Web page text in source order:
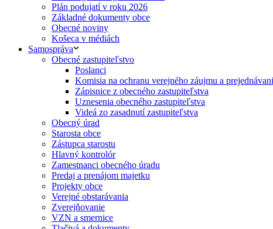
Plán podujatí v roku 2026
Základné dokumenty obce
Obecné noviny
Košeca v médiách
Samospráva
Obecné zastupiteľstvo
Poslanci
Komisia na ochranu verejného záujmu a
Zápisnice z obecného zastupiteľstva
Uznesenia obecného zastupiteľstva
Videá zo zasadnutí zastupiteľstva
Obecný úrad
Starosta obce
Zástupca starostu
Hlavný kontrolór
Zamestnanci obecného úradu
Predaj a prenájom majetku
Projekty obce
Verejné obstarávania
Zverejňovanie
VZN a smernice